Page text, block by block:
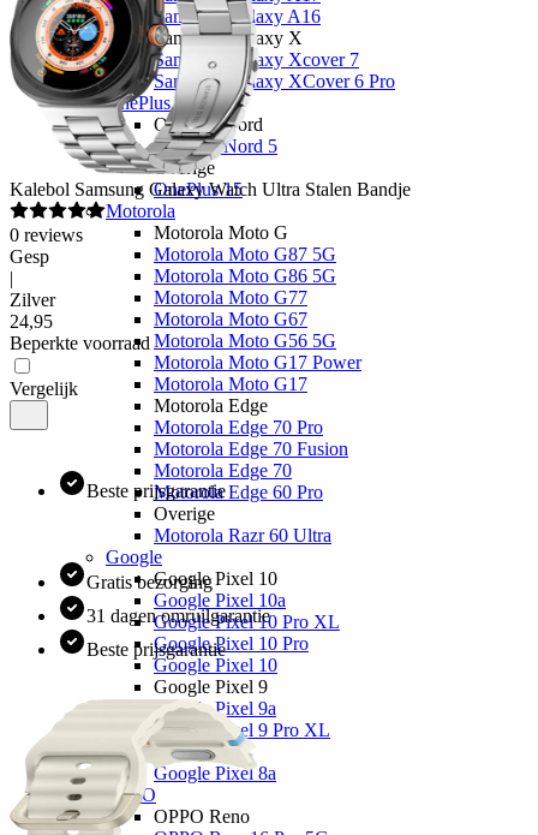
Samsung Galaxy A16
Samsung Galaxy X
Samsung Galaxy Xcover 7
Samsung Galaxy XCover 6 Pro
OnePlus
OnePlus Nord
OnePlus Nord 5
Overige
OnePlus 15
Motorola
Motorola Moto G
Motorola Moto G87 5G
Motorola Moto G86 5G
Motorola Moto G77
Motorola Moto G67
Motorola Moto G56 5G
Motorola Moto G17 Power
Motorola Moto G17
Motorola Edge
Motorola Edge 70 Pro
Motorola Edge 70 Fusion
Motorola Edge 70
Motorola Edge 60 Pro
Overige
Motorola Razr 60 Ultra
Google
Google Pixel 10
Google Pixel 10a
Google Pixel 10 Pro XL
Google Pixel 10 Pro
Google Pixel 10
Google Pixel 9
Google Pixel 9a
Google Pixel 9 Pro XL
Overige
Google Pixel 8a
OPPO
OPPO Reno
Kalebol Samsung Galaxy Watch Ultra Stalen Bandje
0 reviews
Gesp
|
Zilver
24,95
Beperkte voorraad
Vergelijk
Beste prijsgarantie
Gratis bezorging
31 dagen omruilgarantie
Beste prijsgarantie